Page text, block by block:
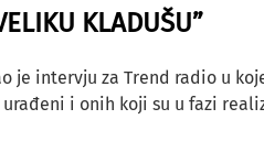
KLADUŠU”
je intervju za Trend radio u
i onih koji su u fazi